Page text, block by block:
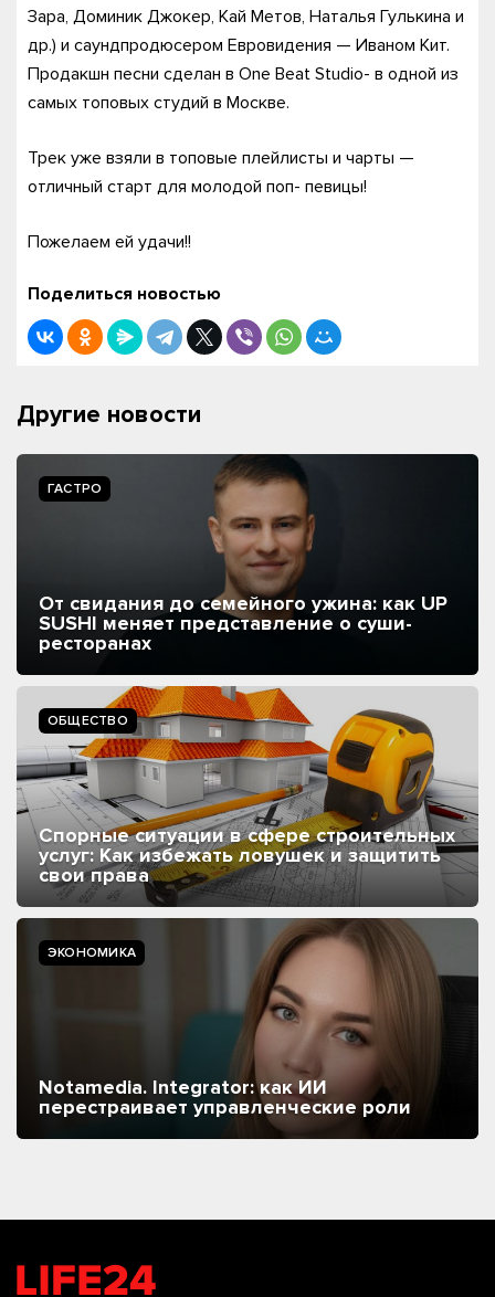
Зара, Доминик Джокер, Кай Метов, Наталья Гулькина​ и​
др.)​ и​ саундпродюсером Евровидения —​ Иваном Кит.
Продакшн песни сделан в One Beat Studio- в одной из
самых топовых студий в Москве.
Трек уже взяли в топовые плейлисты и чарты​ —
отличный старт для молодой поп- певицы!
Пожелаем ей удачи!!
Поделиться новостью
Другие новости
ГАСТРО
От свидания до семейного ужина: как UP
SUSHI меняет представление о суши-
ресторанах
ОБЩЕСТВО
Спорные ситуации в сфере строительных
услуг: Как избежать ловушек и защитить
свои права
ЭКОНОМИКА
Notamedia. Integrator: как ИИ
перестраивает управленческие роли